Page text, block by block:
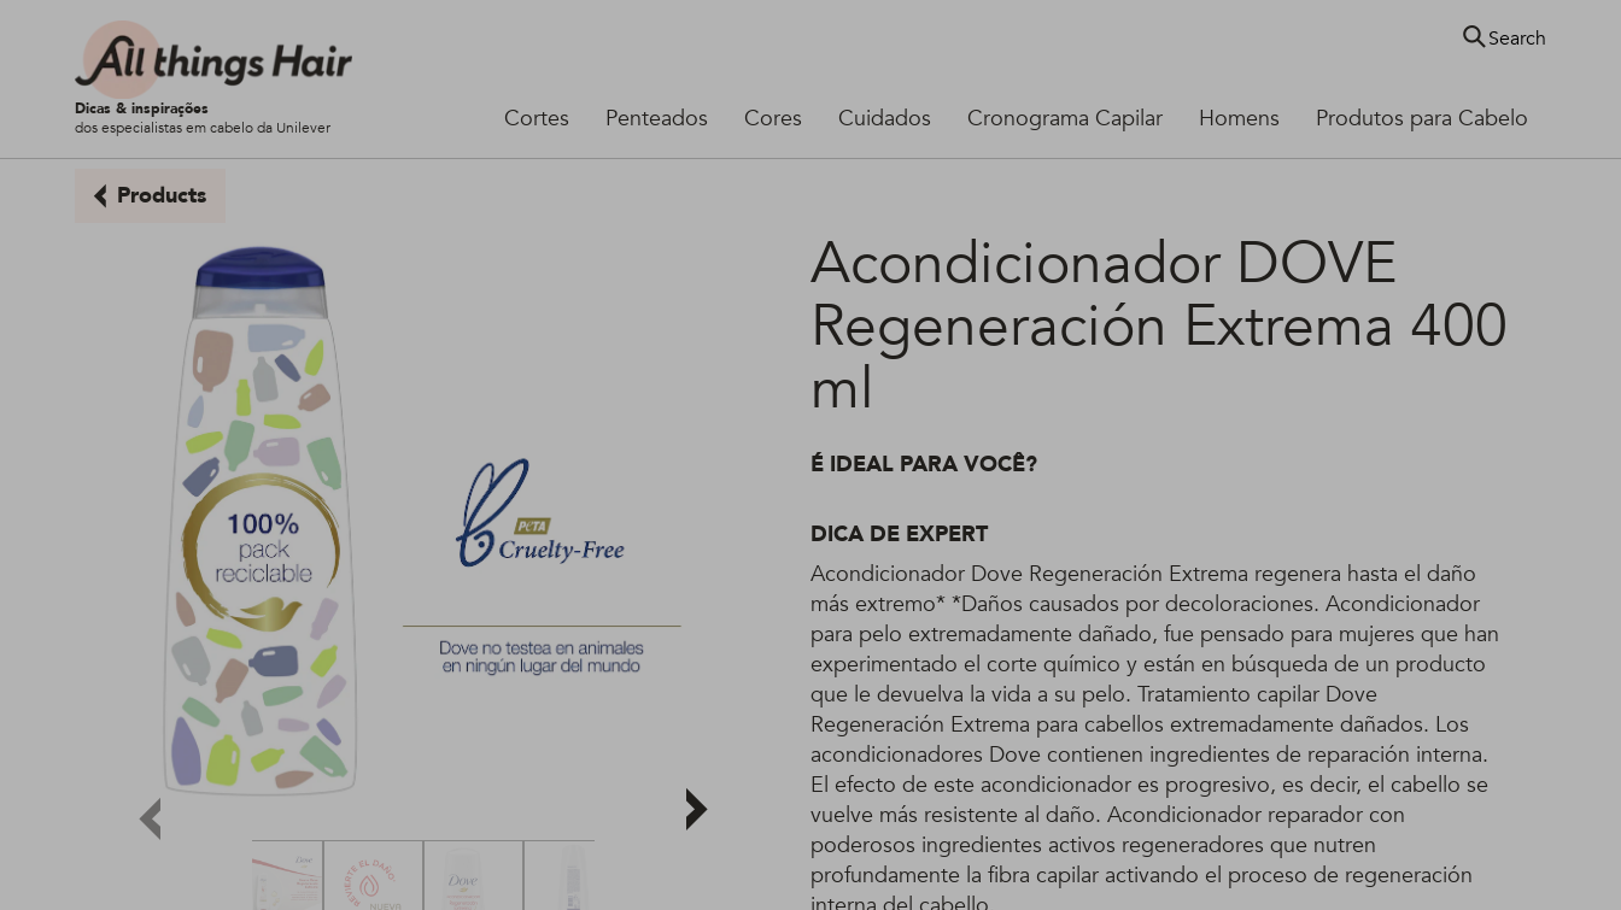
Dicas & inspirações
dos especialistas em cabelo da Unilever
Cortes Penteados Cores Cuidados Cronograma Capilar Homens Produtos para Cabelo
Search
Products
Acondicionador DOVE
Regeneración Extrema 400
ml
É IDEAL PARA VOCÊ?
DICA DE EXPERT
Acondicionador Dove Regeneración Extrema regenera hasta el daño
más extremo* *Daños causados por decoloraciones. Acondicionador
para pelo extremadamente dañado, fue pensado para mujeres que han
experimentado el corte químico y están en búsqueda de un producto
que le devuelva la vida a su pelo. Tratamiento capilar Dove
Regeneración Extrema para cabellos extremadamente dañados. Los
acondicionadores Dove contienen ingredientes de reparación interna.
El efecto de este acondicionador es progresivo, es decir, el cabello se
vuelve más resistente al daño. Acondicionador reparador con
poderosos ingredientes activos regeneradores que nutren
profundamente la fibra capilar activando el proceso de regeneración